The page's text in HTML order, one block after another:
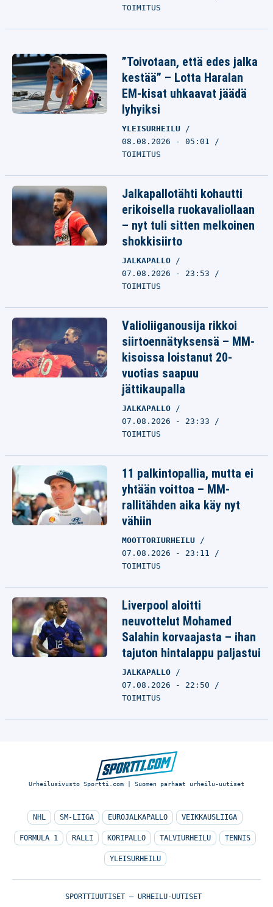
TOIMITUS
”Toivotaan, että edes jalka
kestää” – Lotta Haralan
EM-kisat uhkaavat jäädä
lyhyiksi
YLEISURHEILU
08.08.2026 - 05:01
TOIMITUS
Jalkapallotähti kohautti
erikoisella ruokavaliollaan
– nyt tuli sitten melkoinen
shokkisiirto
JALKAPALLO
07.08.2026 - 23:53
TOIMITUS
Valioliiganousija rikkoi
siirtoennätyksensä – MM-
kisoissa loistanut 20-
vuotias saapuu
jättikaupalla
JALKAPALLO
07.08.2026 - 23:33
TOIMITUS
11 palkintopallia, mutta ei
yhtään voittoa – MM-
rallitähden aika käy nyt
vähiin
MOOTTORIURHEILU
07.08.2026 - 23:11
TOIMITUS
Liverpool aloitti
neuvottelut Mohamed
Salahin korvaajasta – ihan
tajuton hintalappu paljastui
JALKAPALLO
07.08.2026 - 22:50
TOIMITUS
Urheilusivusto Sportti.com | Suomen parhaat urheilu-uutiset
NHL SM-LIIGA EUROJALKAPALLO VEIKKAUSLIIGA
FORMULA 1 RALLI KORIPALLO TALVIURHEILU TENNIS
YLEISURHEILU
SPORTTIUUTISET – URHEILU-UUTISET